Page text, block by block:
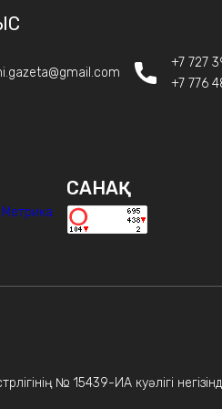
+7 727
+7 776
САНАҚ
№ 15439-ИА куәлігі негізінде